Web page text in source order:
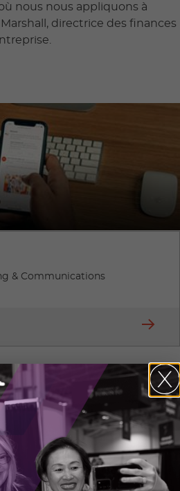
nous nous appliquons à
directrice des finances
& Communications